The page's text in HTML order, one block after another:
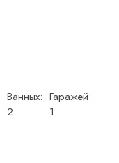
Ванных:
2
Гаражей:
1